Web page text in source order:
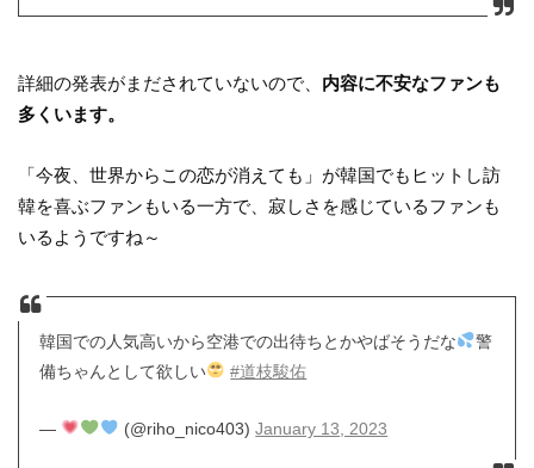
詳細の発表がまだされていないので、 内容に不安なファンも
多くいます。
「今夜、世界からこの恋が消えても」が韓国でもヒットし訪
韓を喜ぶファンもいる一方で、寂しさを感じているファンも
いるようですね～
韓国での人気高いから空港での出待ちとかやばそうだな
警
備ちゃんとして欲しい
#道枝駿佑
— (@riho_nico403)January 13, 2023